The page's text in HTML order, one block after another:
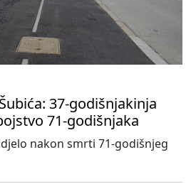
37-godišnjakinja
71-godišnjaka
nakon smrti 71-godišnjeg